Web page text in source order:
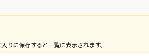
りに保存すると一覧に表示されます。